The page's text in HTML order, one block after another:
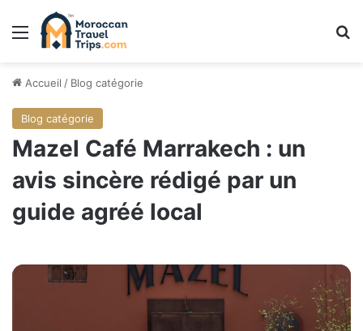
Menu
Accueil / Blog catégorie
Blog catégorie
Mazel Café Marrakech : un
avis sincère rédigé par un
guide agréé local